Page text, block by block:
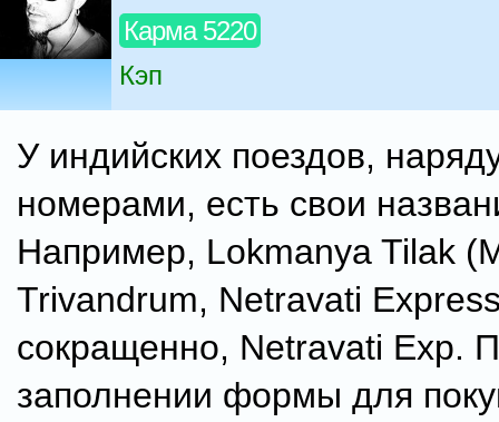
Карма 5220
Кэп
У индийских поездов,
номерами, есть свои
Например, Lokmanya Tilak
Trivandrum, Netravati
сокращенно, Netravati Exp.
заполнении формы для